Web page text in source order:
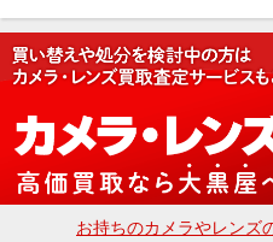
大黒屋カメラ館 新
〒160-0023 東京
dkcamera@e-
お買取り、下取
送料無料のLINE
詳しくはトップ
お持ちのカメラやレンズ